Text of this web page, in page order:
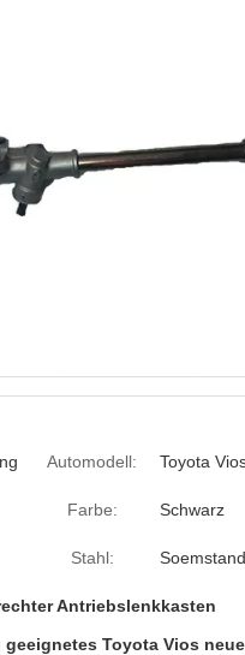
Automodell: Toyota
Farbe: Schwarz
Stahl:
Antriebslenkkasten
Toyota Vios